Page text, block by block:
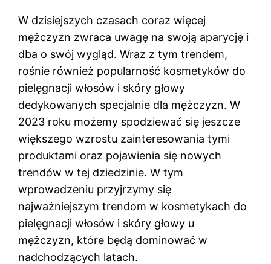
W dzisiejszych czasach coraz więcej
mężczyzn zwraca uwagę na swoją aparycję i
dba o swój wygląd. Wraz z tym trendem,
rośnie również popularność kosmetyków do
pielęgnacji włosów i skóry głowy
dedykowanych specjalnie dla mężczyzn. W
2023 roku możemy spodziewać się jeszcze
większego wzrostu zainteresowania tymi
produktami oraz pojawienia się nowych
trendów w tej dziedzinie. W tym
wprowadzeniu przyjrzymy się
najważniejszym trendom w kosmetykach do
pielęgnacji włosów i skóry głowy u
mężczyzn, które będą dominować w
nadchodzących latach.